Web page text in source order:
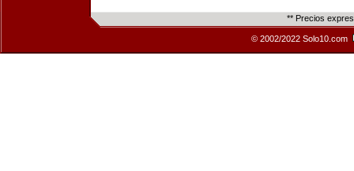
** Precios
© 2002/2022 Solo10.com